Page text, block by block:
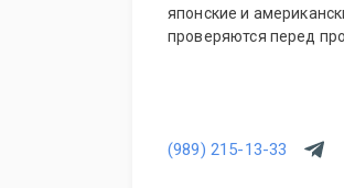
японские и
проверяются перед
(989) 215-13-33